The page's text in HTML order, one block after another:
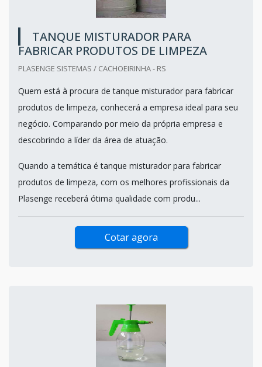
TANQUE MISTURADOR PARA
FABRICAR PRODUTOS DE LIMPEZA
PLASENGE SISTEMAS / CACHOEIRINHA - RS
Quem está à procura de tanque misturador para fabricar
produtos de limpeza, conhecerá a empresa ideal para seu
negócio. Comparando por meio da própria empresa e
descobrindo a líder da área de atuação.
Quando a temática é tanque misturador para fabricar
produtos de limpeza, com os melhores profissionais da
Plasenge receberá ótima qualidade com produ...
Cotar agora